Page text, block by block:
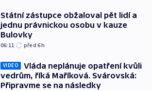
Státní zástupce obžaloval pět lidí a
jednu právnickou osobu v kauze
Bulovky
06:11 před 6h
VIDEO
Vláda neplánuje opatření kvůli
vedrům, říká Maříková. Svárovská:
Připravme se na následky